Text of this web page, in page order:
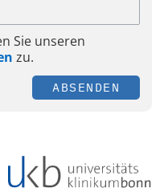
Sie unseren
zu.
ABSENDEN